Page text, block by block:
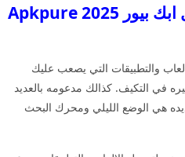
النصائح والارشادات حول ابك بيور 2025 Apkpure
والتطبيقات التي يصعب عليك
في التكيف. كذالك مدعومه بالعديد
هي الوضع الليلي ومحرك البحث